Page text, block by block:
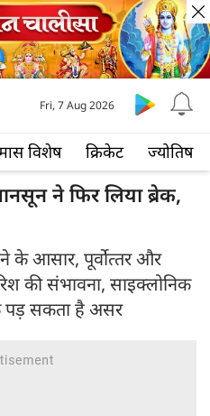
विशेष क्रिकेट ज्योतिष
Fri, 7 Aug 2026
ने फिर लिया ब्रेक,
के आसार, पूर्वोत्‍तर और
की संभावना, साइक्‍लोनिक
पड़ सकता है असर